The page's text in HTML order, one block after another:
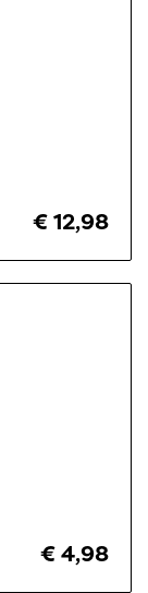
€ 12,98
€ 4,98